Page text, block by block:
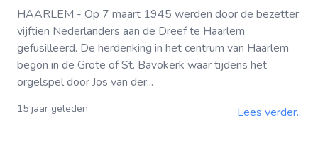
HAARLEM - Op 7 maart 1945 werden door de bezetter
vijftien Nederlanders aan de Dreef te Haarlem
gefusilleerd. De herdenking in het centrum van Haarlem
begon in de Grote of St. Bavokerk waar tijdens het
orgelspel door Jos van der...
15 jaar geleden Lees verder..